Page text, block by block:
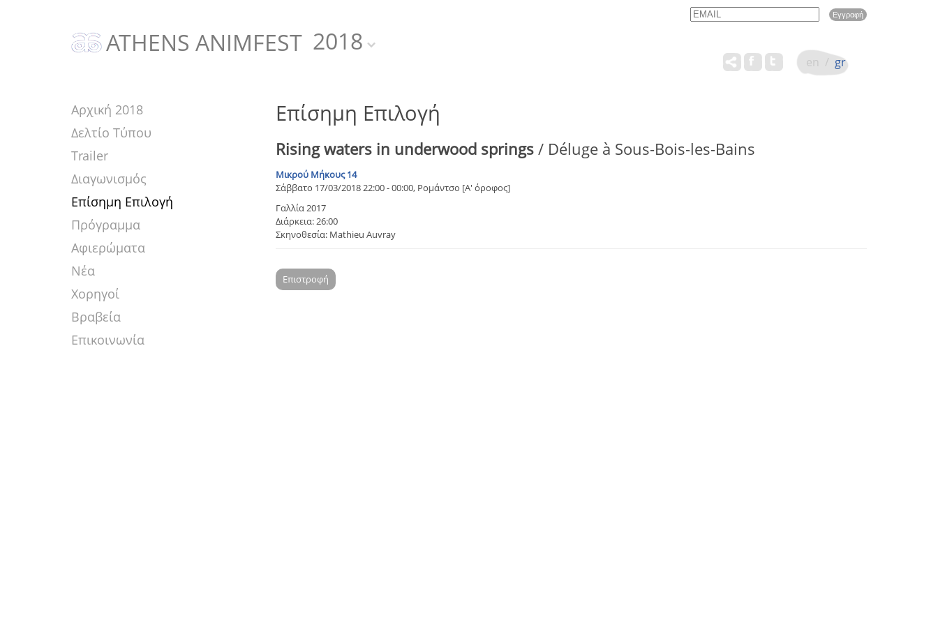
Email Name
ATHENS ANIMFEST 2018
en / gr
Αρχική 2018
Δελτίο Τύπου
Trailer
Διαγωνισμός
Επίσημη Επιλογή
Πρόγραμμα
Αφιερώματα
Νέα
Χορηγοί
Βραβεία
Επικοινωνία
Επίσημη Επιλογή
Rising waters in underwood springs/ Déluge à Sous-Bois-les-Bains
Μικρού Μήκους 14
Σάββατο 17/03/2018 22:00 - 00:00, Ρομάντσο [Α' όροφος]
Γαλλία 2017
Διάρκεια: 26:00
Σκηνοθεσία: Mathieu Auvray
Επιστροφή